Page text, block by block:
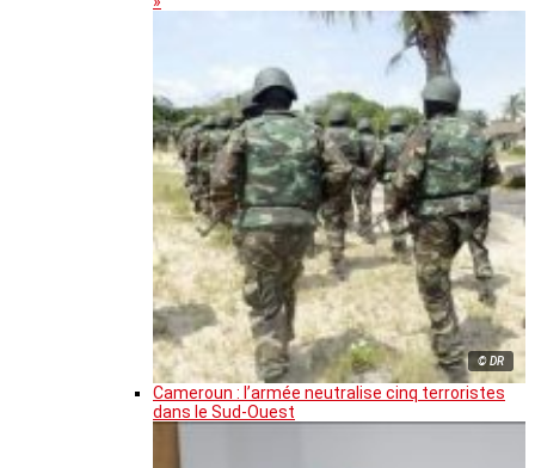
© DR
Cameroun : l’armée neutralise cinq terroristes
dans le Sud-Ouest